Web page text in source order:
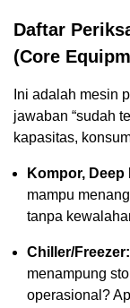
Daftar
(Core
Ini adalah mesin
jawaban “sudah
kapasitas,
Kompor, Deep
mampu
tanpa
Chiller/Freezer:
menampung
operasional?